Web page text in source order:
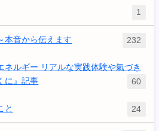
1
本音から伝えます 232
ルギー リアルな実践体験や氣づき
に』記事
60
と 24